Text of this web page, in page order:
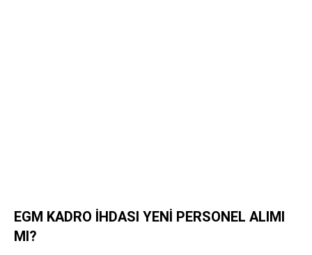
EGM KADRO İHDASI YENİ PERSONEL ALIMI
MI?